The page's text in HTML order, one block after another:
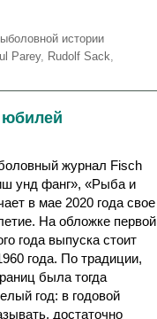
истории
Parey, Rudolf Sack,
юбилей
журнал Fisch
унд фанг», «Рыба и
в мае 2020 года свое
На обложке первой
года выпуска стоит
года. По традиции,
была тогда
год: в годовой
достаточно